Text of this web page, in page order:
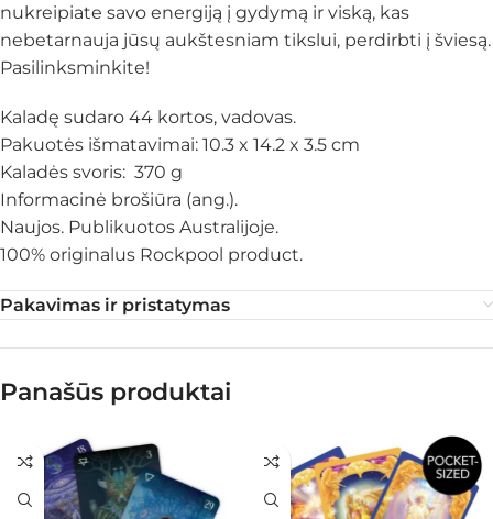
nukreipiate savo energiją į gydymą ir viską, kas
nebetarnauja jūsų aukštesniam tikslui, perdirbti į šviesą.
Pasilinksminkite!
Kaladę sudaro 44 kortos, vadovas.
Pakuotės išmatavimai: 10.3 x 14.2 x 3.5 cm
Kaladės svoris: 370 g
Informacinė brošiūra (ang.).
Naujos. Publikuotos Australijoje.
100% originalus Rockpool product.
Pakavimas ir pristatymas
Panašūs produktai